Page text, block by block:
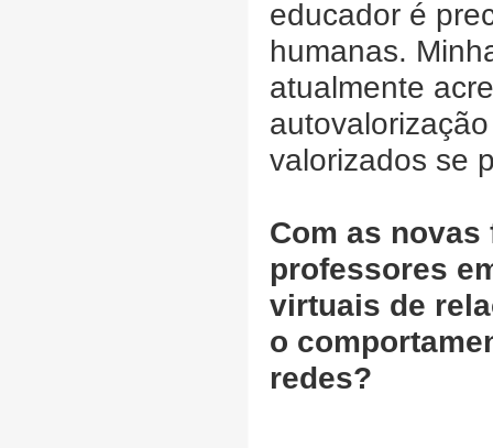
educador é
humanas.
atualmente
valorizados se
Com as
professores
virtuais de
o
redes?